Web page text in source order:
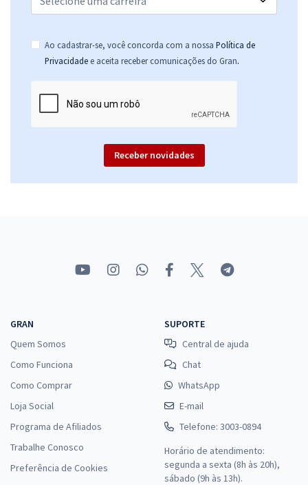
Ao cadastrar-se, você concorda com a nossa Política de
Privacidade e aceita receber comunicações do Gran.
Receber novidades
GRAN
Quem Somos
Como Funciona
Como Comprar
Loja Social
Programa de Afiliados
Trabalhe Conosco
Preferência de Cookies
SUPORTE
Central de ajuda
Chat
WhatsApp
E-mail
Telefone: 3003-0894
Horário de atendimento:
segunda a sexta (8h às 20h),
sábado (9h às 13h).